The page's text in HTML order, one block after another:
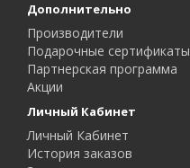
Дополнительно
Производители
Подарочные сертификаты
Партнерская программа
Акции
Личный Кабинет
Личный Кабинет
История заказов